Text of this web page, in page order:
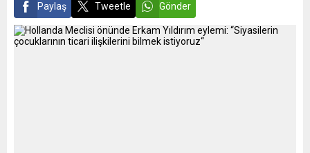
Paylaş Tweetle Gönder